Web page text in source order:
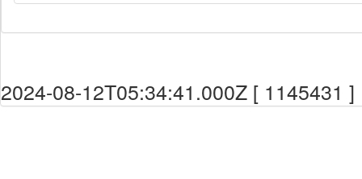
2024-08-12T05:34:41.000Z [ 1145431 ]